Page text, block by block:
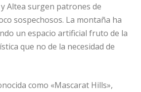
Altea surgen patrones de
sospechosos. La montaña ha
un espacio artificial fruto de la
que no de la necesidad de
como «Mascarat Hills»,